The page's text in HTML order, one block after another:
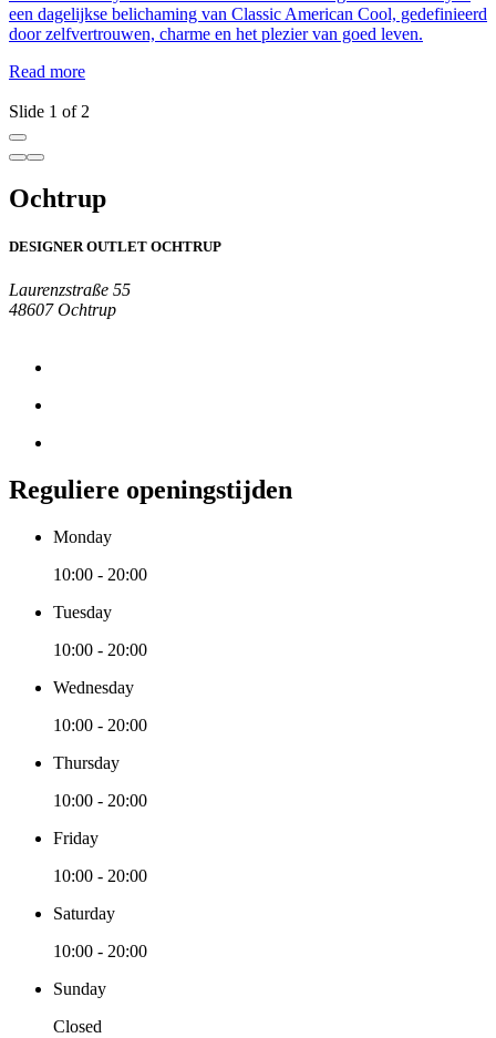
een dagelijkse belichaming van Classic American Cool, gedefinieerd
door zelfvertrouwen, charme en het plezier van goed leven.
Read more
Slide 1 of 2
Ochtrup
DESIGNER OUTLET OCHTRUP
Laurenzstraße 55
48607 Ochtrup
Reguliere openingstijden
Monday
10:00 - 20:00
Tuesday
10:00 - 20:00
Wednesday
10:00 - 20:00
Thursday
10:00 - 20:00
Friday
10:00 - 20:00
Saturday
10:00 - 20:00
Sunday
Closed